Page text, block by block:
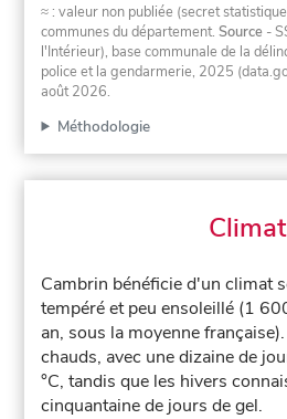
≈ : valeur non publiée (secret
communes du département.Source -
l'Intérieur), base communale de la
police et la gendarmerie, 2025
août 2026.
Méthodologie
Climat
Cambrin bénéficie d'un climat
tempéré et peu ensoleillé (1
an, sous la moyenne
chauds, avec une dizaine de
°C, tandis que les hivers
cinquantaine de jours de gel.